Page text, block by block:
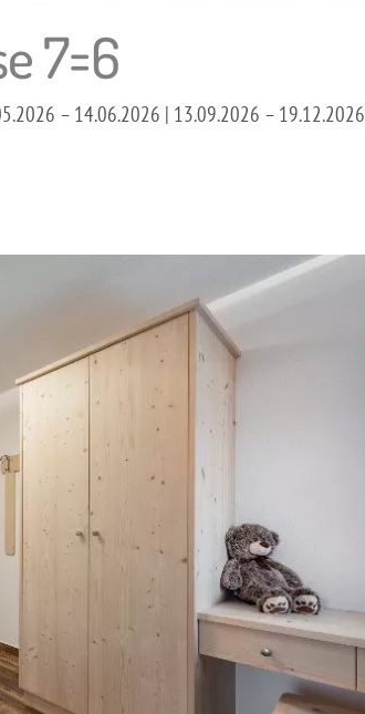
7=6
– 14.06.2026 | 13.09.2026 – 19.12.2026